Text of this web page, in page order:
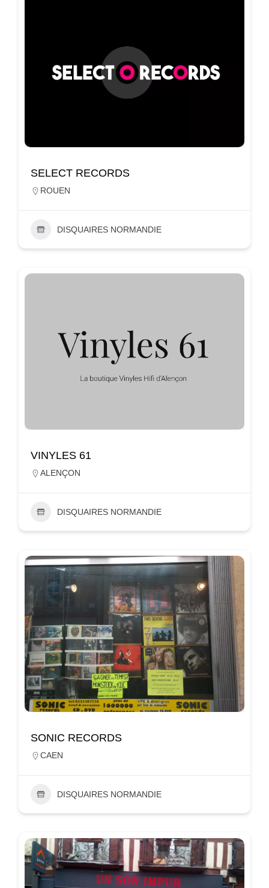
SELECT RECORDS
ROUEN
DISQUAIRES NORMANDIE
VINYLES 61
ALENÇON
DISQUAIRES NORMANDIE
SONIC RECORDS
CAEN
DISQUAIRES NORMANDIE